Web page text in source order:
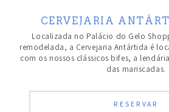
CERVEJARIA
Localizada no Palácio do Gelo
remodelada, a Cervejaria Antártida é
com os nossos clássicos bifes, a
das mariscadas.
RESERVAR